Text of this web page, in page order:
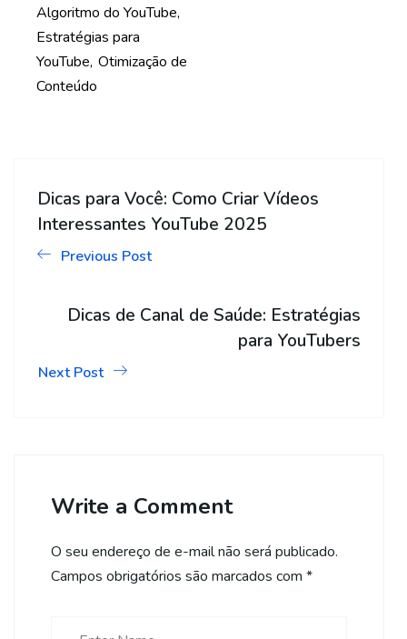
Algoritmo do YouTube
Estratégias para
YouTube Otimização de
Conteúdo
Dicas para Você: Como Criar Vídeos
Interessantes YouTube 2025
Previous Post
Dicas de Canal de Saúde: Estratégias
para YouTubers
Next Post
Write a Comment
O seu endereço de e-mail não será publicado.
Campos obrigatórios são marcados com *